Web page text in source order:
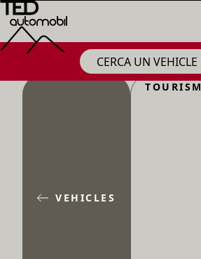
CERCA UN VEHICLE
VEHICLES
TOURISM